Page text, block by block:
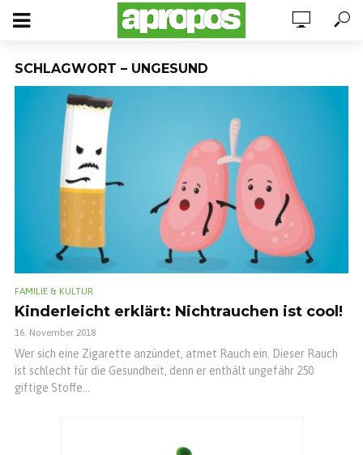
SCHLAGWORT – UNGESUND
FAMILIE & KULTUR
Kinderleicht erklärt: Nichtrauchen ist cool!
16. November 2018
Wer sich eine Zigarette anzündet, atmet Rauch ein. Dieser Rauch
ist schlecht für die Gesundheit, denn er enthält ungefähr 250
giftige Stoffe...